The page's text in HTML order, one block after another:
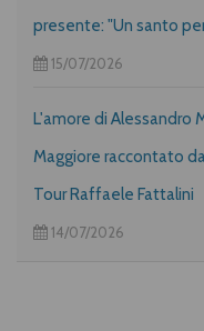
presente: "Un santo
15/07/2026
L'amore di Alessandro
Maggiore raccontato
Tour Raffaele Fattalini
14/07/2026